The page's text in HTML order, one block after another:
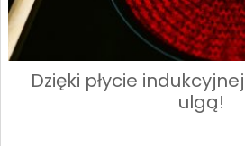
Dzięki płycie
ulgą!